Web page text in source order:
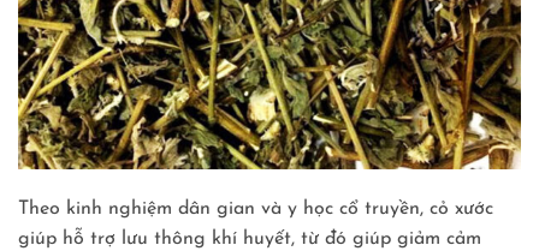
Theo kinh nghiệm dân gian và y học cổ truyền, cỏ xước
giúp hỗ trợ lưu thông khí huyết, từ đó giúp giảm cảm